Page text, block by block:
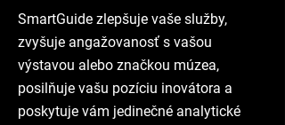
SmartGuide zlepšuje vaše služby,
zvyšuje angažovanosť s vašou
výstavou alebo značkou múzea,
posilňuje vašu pozíciu inovátora a
poskytuje vám jedinečné analytické